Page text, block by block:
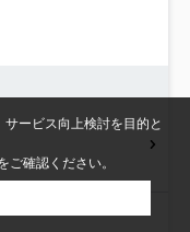
ービス向上検討を目的と
ご確認ください。